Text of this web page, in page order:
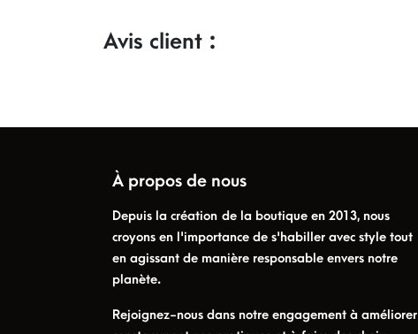
Avis client :
À propos de nous
Depuis la création de la boutique en 2013, nous
croyons en l'importance de s'habiller avec style tout
en agissant de manière responsable envers notre
planète.
Rejoignez-nous dans notre engagement à améliorer